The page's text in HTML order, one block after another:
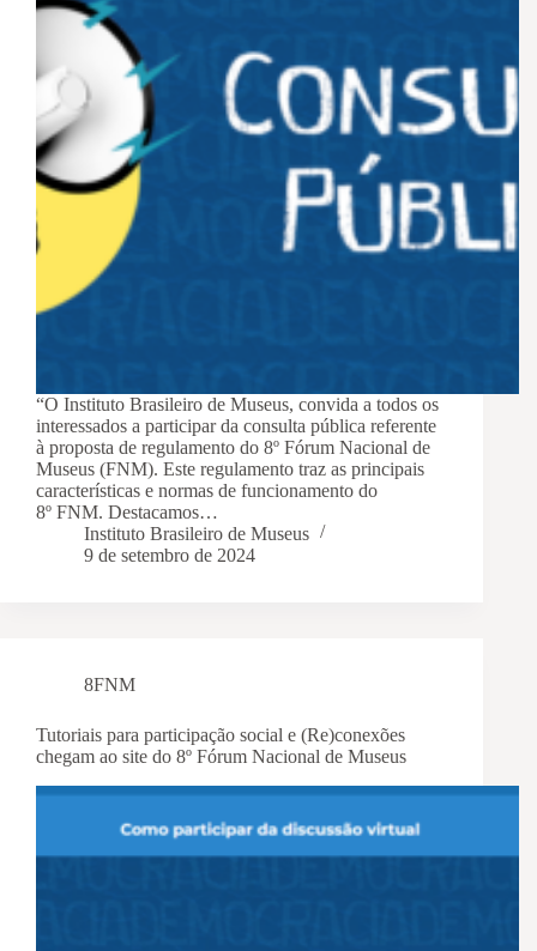
“O Instituto Brasileiro de Museus, convida a todos os
interessados a participar da consulta pública referente
à proposta de regulamento do 8º Fórum Nacional de
Museus (FNM). Este regulamento traz as principais
características e normas de funcionamento do
8º FNM. Destacamos…
Instituto Brasileiro de Museus
9 de setembro de 2024
8FNM
Tutoriais para participação social e (Re)conexões
chegam ao site do 8º Fórum Nacional de Museus